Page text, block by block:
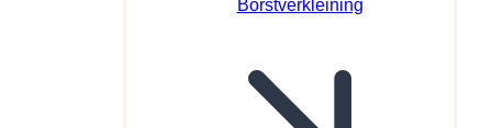
Borstverkleining